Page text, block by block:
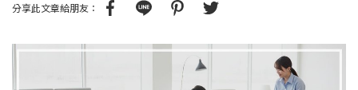
分享此文章給朋友：